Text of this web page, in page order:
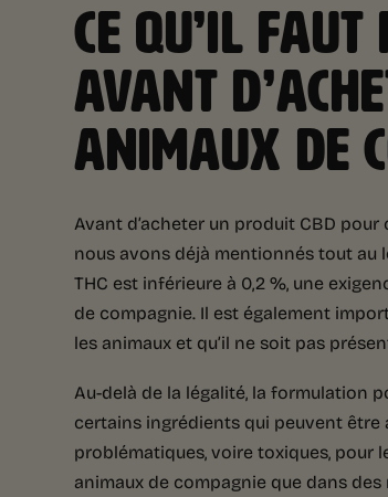
CE QU’IL
AVANT
ANIMAUX DE
Avant d’acheter un produit CBD
nous avons déjà mentionnés tout au
THC est inférieure à 0,2 %, une
de compagnie. Il est également
les animaux et qu’il ne soit pas
Au-delà de la légalité, la formulation
certains ingrédients qui peuvent
problématiques, voire toxiques, pour
animaux de compagnie que dans